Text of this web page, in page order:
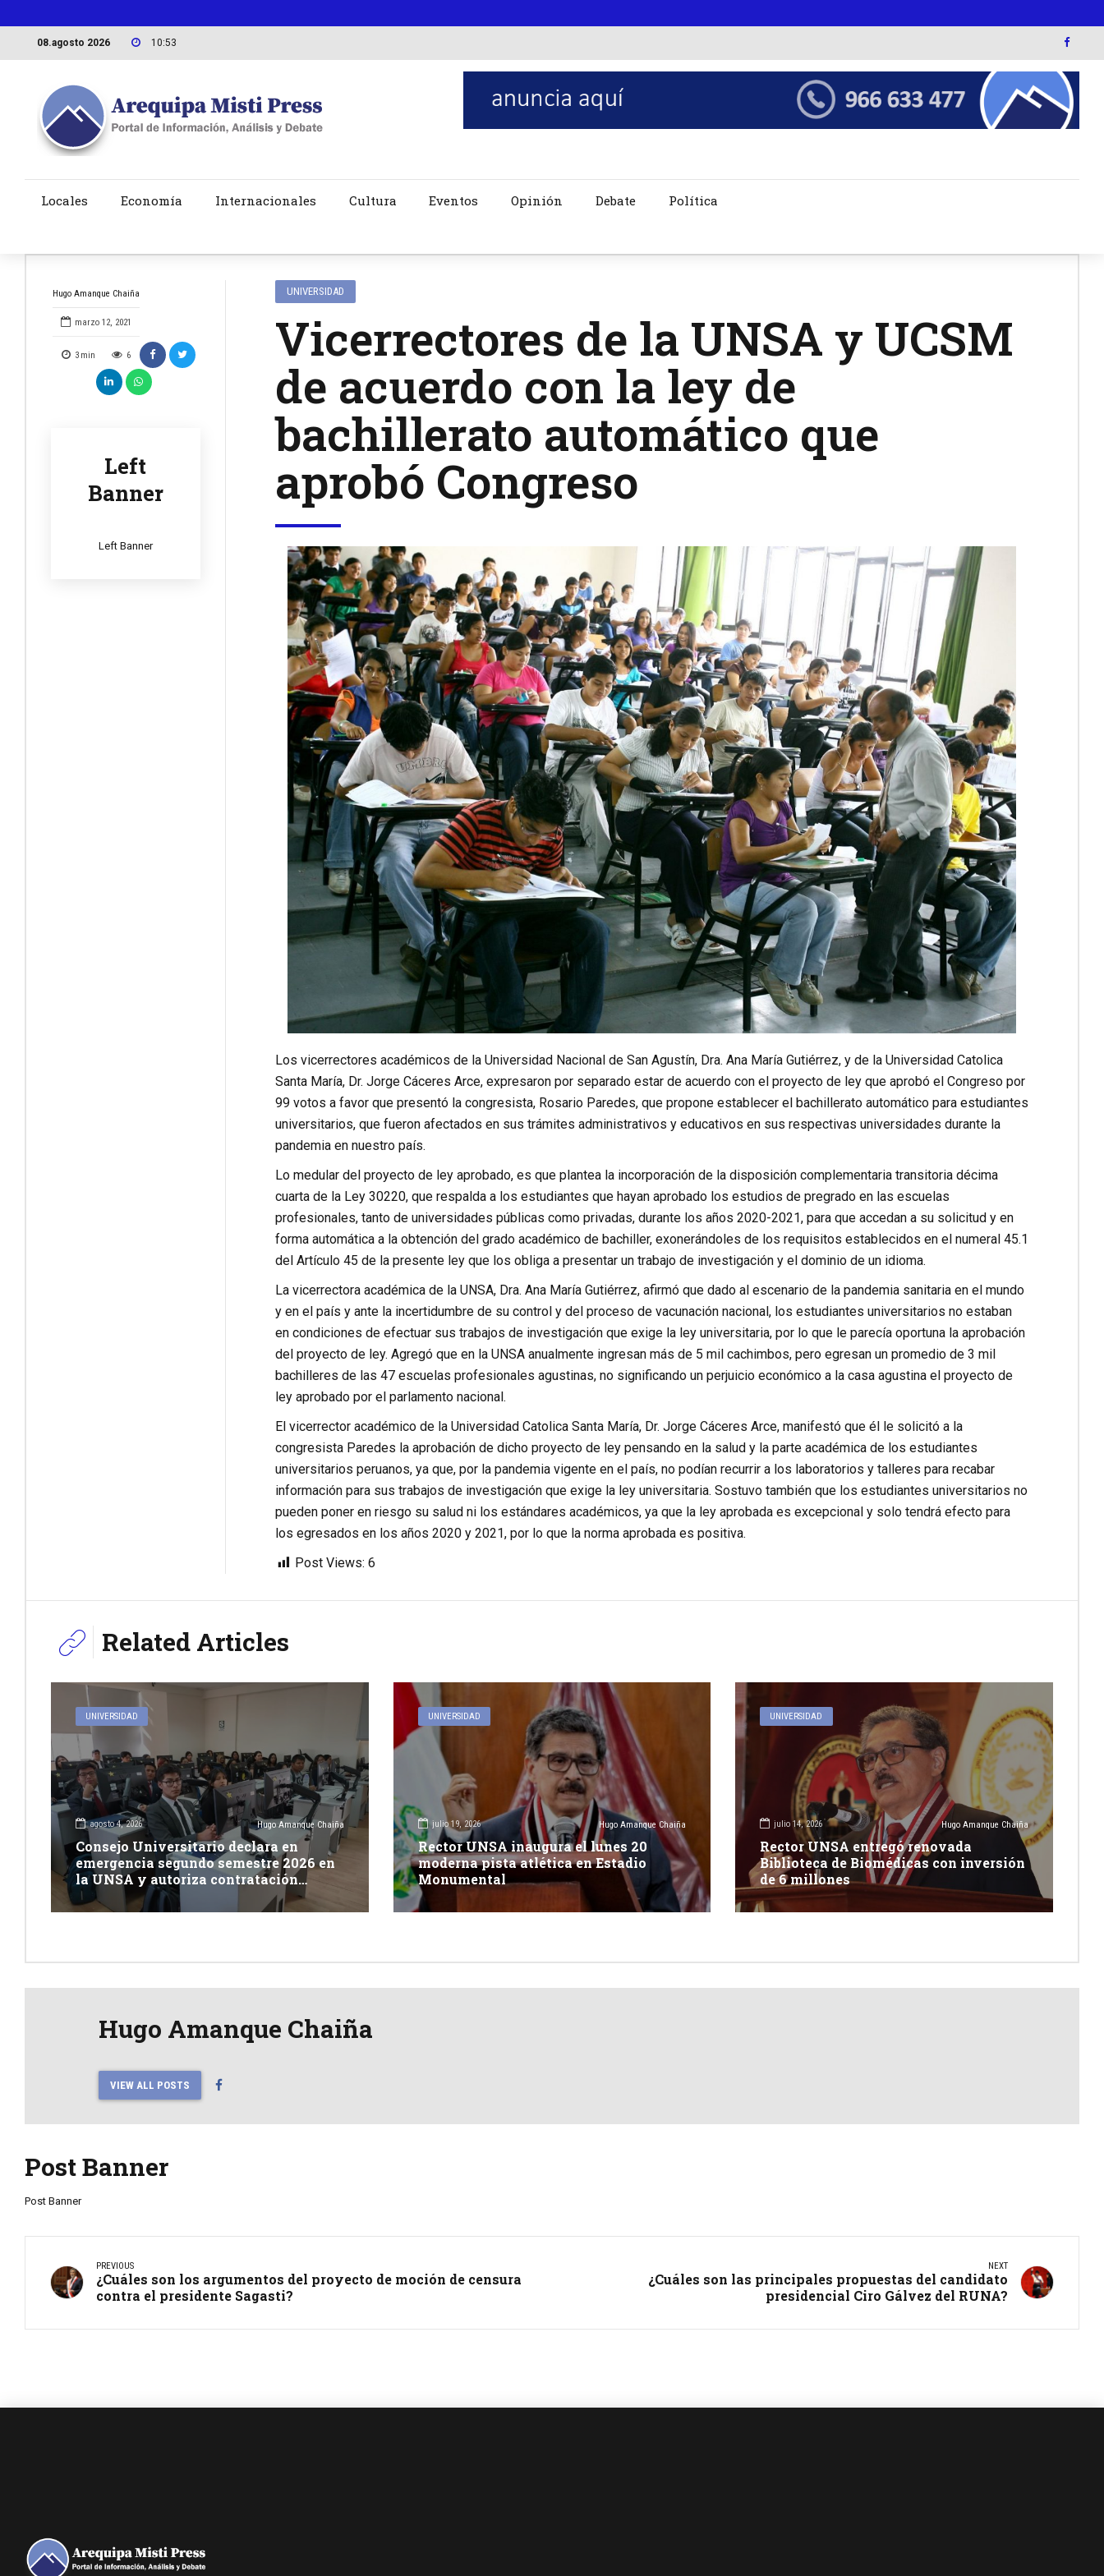
08.agosto 2026 10:53
Locales Economía Internacionales Cultura Eventos Opinión Debate Política
Hugo Amanque Chaiña
marzo 12, 2021
3 min 6
Left
Banner
Left Banner
UNIVERSIDAD
Vicerrectores de la UNSA y UCSM
de acuerdo con la ley de
bachillerato automático que
aprobó Congreso
Los vicerrectores académicos de la Universidad Nacional de San Agustín, Dra. Ana María Gutiérrez, y de la Universidad Catolica
Santa María, Dr. Jorge Cáceres Arce, expresaron por separado estar de acuerdo con el proyecto de ley que aprobó el Congreso por
99 votos a favor que presentó la congresista, Rosario Paredes, que propone establecer el bachillerato automático para estudiantes
universitarios, que fueron afectados en sus trámites administrativos y educativos en sus respectivas universidades durante la
pandemia en nuestro país.
Lo medular del proyecto de ley aprobado, es que plantea la incorporación de la disposición complementaria transitoria décima
cuarta de la Ley 30220, que respalda a los estudiantes que hayan aprobado los estudios de pregrado en las escuelas
profesionales, tanto de universidades públicas como privadas, durante los años 2020-2021, para que accedan a su solicitud y en
forma automática a la obtención del grado académico de bachiller, exonerándoles de los requisitos establecidos en el numeral 45.1
del Artículo 45 de la presente ley que los obliga a presentar un trabajo de investigación y el dominio de un idioma.
La vicerrectora académica de la UNSA, Dra. Ana María Gutiérrez, afirmó que dado al escenario de la pandemia sanitaria en el mundo
y en el país y ante la incertidumbre de su control y del proceso de vacunación nacional, los estudiantes universitarios no estaban
en condiciones de efectuar sus trabajos de investigación que exige la ley universitaria, por lo que le parecía oportuna la aprobación
del proyecto de ley. Agregó que en la UNSA anualmente ingresan más de 5 mil cachimbos, pero egresan un promedio de 3 mil
bachilleres de las 47 escuelas profesionales agustinas, no significando un perjuicio económico a la casa agustina el proyecto de
ley aprobado por el parlamento nacional.
El vicerrector académico de la Universidad Catolica Santa María, Dr. Jorge Cáceres Arce, manifestó que él le solicitó a la
congresista Paredes la aprobación de dicho proyecto de ley pensando en la salud y la parte académica de los estudiantes
universitarios peruanos, ya que, por la pandemia vigente en el país, no podían recurrir a los laboratorios y talleres para recabar
información para sus trabajos de investigación que exige la ley universitaria. Sostuvo también que los estudiantes universitarios no
pueden poner en riesgo su salud ni los estándares académicos, ya que la ley aprobada es excepcional y solo tendrá efecto para
los egresados en los años 2020 y 2021, por lo que la norma aprobada es positiva.
Post Views: 6
Related Articles
UNIVERSIDAD
agosto 4, 2026 Hugo Amanque Chaiña
Consejo Universitario declara en
emergencia segundo semestre 2026 en
la UNSA y autoriza contratación
excepcional de docentes
UNIVERSIDAD
julio 19, 2026 Hugo Amanque Chaiña
Rector UNSA inaugura el lunes 20
moderna pista atlética en Estadio
Monumental
UNIVERSIDAD
julio 14, 2026 Hugo Amanque Chaiña
Rector UNSA entregó renovada
Biblioteca de Biomédicas con inversión
de 6 millones
Hugo Amanque Chaiña
VIEW ALL POSTS
Post Banner
Post Banner
PREVIOUS
¿Cuáles son los argumentos del proyecto de moción de censura
contra el presidente Sagasti?
NEXT
¿Cuáles son las principales propuestas del candidato
presidencial Ciro Gálvez del RUNA?